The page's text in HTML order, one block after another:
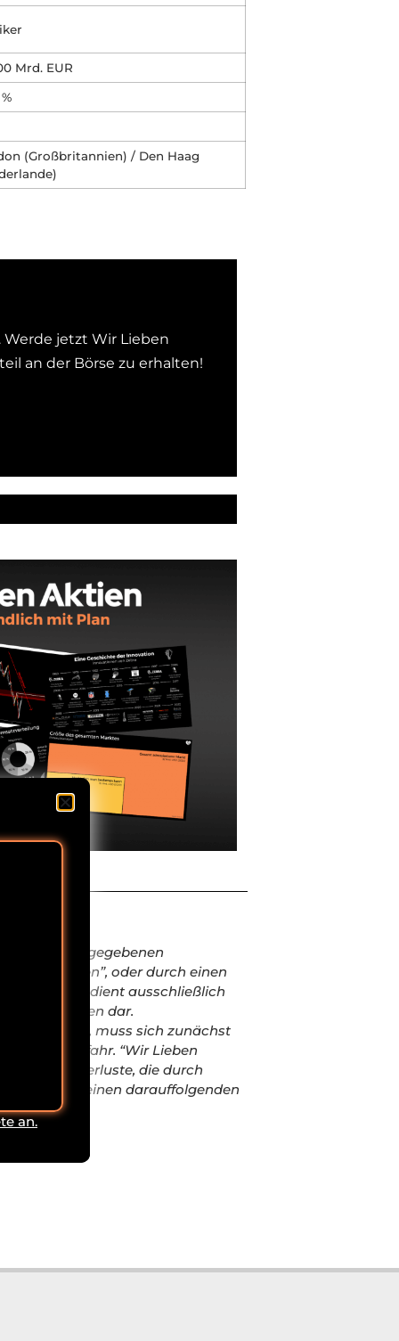
Mrd. EUR
(Großbritannien) / Den Haag
jetzt Wir Lieben
an der Börse zu erhalten!
der angegebenen
Aktien”, oder durch einen
und dient ausschließlich
Wertpapieren dar.
handelt, muss sich zunächst
eigene Gefahr. “Wir Lieben
und Verluste, die durch
Käufe und einen darauffolgenden
an.